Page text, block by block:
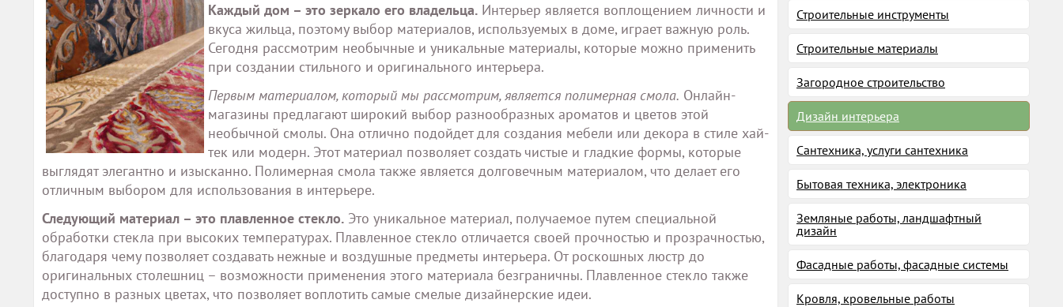
Каждый дом – это зеркало его владельца. Интерьер является воплощением личности и
вкуса жильца, поэтому выбор материалов, используемых в доме, играет важную роль.
Сегодня рассмотрим необычные и уникальные материалы, которые можно применить
при создании стильного и оригинального интерьера.
Первым материалом, который мы рассмотрим, является полимерная смола. Онлайн-
магазины предлагают широкий выбор разнообразных ароматов и цветов этой
необычной смолы. Она отлично подойдет для создания мебели или декора в стиле хай-
тек или модерн. Этот материал позволяет создать чистые и гладкие формы, которые
выглядят элегантно и изысканно. Полимерная смола также является долговечным материалом, что делает его
отличным выбором для использования в интерьере.
Следующий материал – это плавленное стекло. Это уникальное материал, получаемое путем специальной
обработки стекла при высоких температурах. Плавленное стекло отличается своей прочностью и прозрачностью,
благодаря чему позволяет создавать нежные и воздушные предметы интерьера. От роскошных люстр до
оригинальных столешниц – возможности применения этого материала безграничны. Плавленное стекло также
доступно в разных цветах, что позволяет воплотить самые смелые дизайнерские идеи.
Строительные инструменты
Строительные материалы
Загородное строительство
Дизайн интерьера
Сантехника, услуги сантехника
Бытовая техника, электроника
Земляные работы, ландшафтный
дизайн
Фасадные работы, фасадные системы
Кровля, кровельные работы